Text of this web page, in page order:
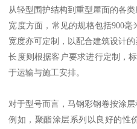
从轻型围护结构到重型屋面的各类
宽度方面，常见的规格包括900毫
宽度亦可定制，以配合建筑设计的
长度则根据客户要求进行定制，
于运输与施工安排。
对于型号而言，马钢彩钢卷按涂层
例如，聚酯涂层系列以良好的性